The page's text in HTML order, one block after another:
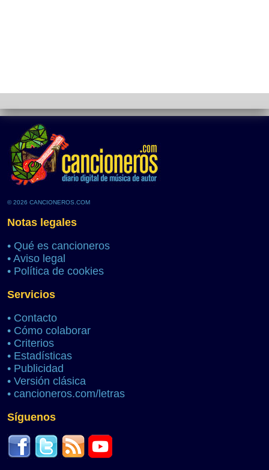
© 2026 CANCIONEROS.COM
Notas legales
• Qué es cancioneros
• Aviso legal
• Política de cookies
Servicios
• Contacto
• Cómo colaborar
• Criterios
• Estadísticas
• Publicidad
• Versión clásica
• cancioneros.com/letras
Síguenos